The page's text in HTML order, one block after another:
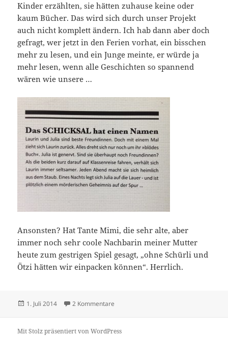
Kinder erzählten, sie hätten zuhause keine oder
kaum Bücher. Das wird sich durch unser Projekt
auch nicht komplett ändern. Ich hab dann aber doch
gefragt, wer jetzt in den Ferien vorhat, ein bisschen
mehr zu lesen, und ein Junge meinte, er würde ja
mehr lesen, wenn alle Geschichten so spannend
wären wie unsere …
Ansonsten? Hat Tante Mimi, die sehr alte, aber
immer noch sehr coole Nachbarin meiner Mutter
heute zum gestrigen Spiel gesagt, „ohne Schürli und
Ötzi hätten wir einpacken können“. Herrlich.
Veröffentlicht
1. Juli 2014 2 Kommentare
Mit Stolz präsentiert von WordPress